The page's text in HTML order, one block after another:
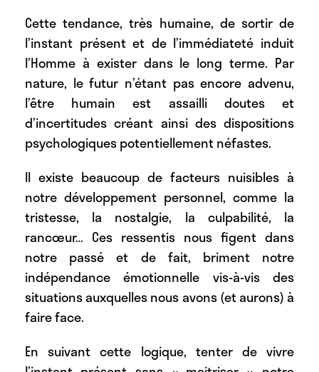
Cette tendance, très humaine, de sortir de
l’instant présent et de l’immédiateté induit
l’Homme à exister dans le long terme. Par
nature, le futur n’étant pas encore advenu,
l’être humain est assailli doutes et
d’incertitudes créant ainsi des dispositions
psychologiques potentiellement néfastes.
Il existe beaucoup de facteurs nuisibles à
notre développement personnel, comme la
tristesse, la nostalgie, la culpabilité, la
rancœur… Ces ressentis nous figent dans
notre passé et de fait, briment notre
indépendance émotionnelle vis-à-vis des
situations auxquelles nous avons (et aurons) à
faire face.
En suivant cette logique, tenter de vivre